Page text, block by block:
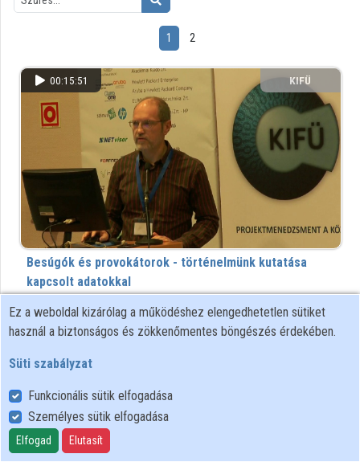
Intézményi felfedezés
Intézményi listák
Intézmények
Közreműködők
1 2
00:15:51 KIFÜ
Besúgók és provokátorok - történelmünk kutatása
kapcsolt adatokkal
Ez a weboldal kizárólag a működéshez elengedhetetlen sütiket
használ a biztonságos és zökkenőmentes böngészés érdekében.
Süti szabályzat
Funkcionális sütik elfogadása
Személyes sütik elfogadása
Elfogad Elutasít